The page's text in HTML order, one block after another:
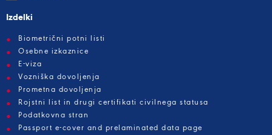
Izdelki
Biometrični potni listi
Osebne izkaznice
E-viza
Vozniška dovoljenja
Prometna dovoljenja
Rojstni list in drugi certifikati civilnega statusa
Podatkovna stran
Passport e-cover and prelaminated data page